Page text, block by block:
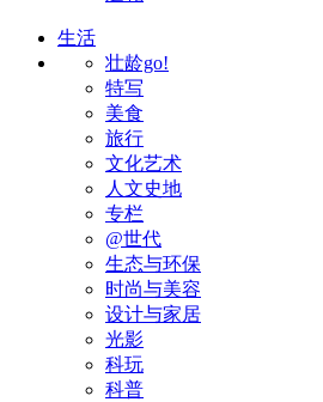
生活
壮龄go!
特写
美食
旅行
文化艺术
人文史地
专栏
@世代
生态与环保
时尚与美容
设计与家居
光影
科玩
科普